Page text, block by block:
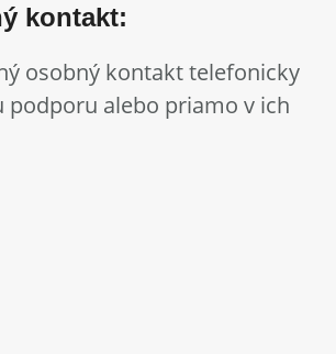
kontakt:
osobný kontakt telefonicky
podporu alebo priamo v ich